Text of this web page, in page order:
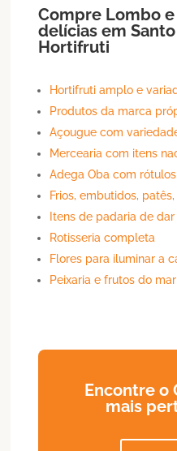
Compre Lombo
delícias em
Hortifruti
Hortifruti amplo e
Produtos da marca
Açougue com
Mercearia com itens
Adega Oba com
Frios, embutidos,
Itens de padaria de
Rotisseria completa
Flores para iluminar a
Peixaria e frutos do mar
Encontre o
mais